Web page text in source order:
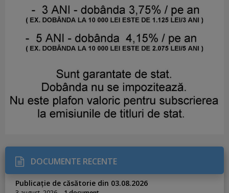
DOCUMENTE RECENTE
Publicație de căsătorie din 03.08.2026